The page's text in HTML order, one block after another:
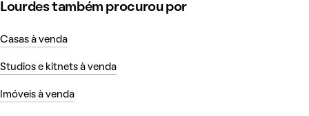
Lourdes também procurou por
Casas à venda
Studios e kitnets à venda
Imóveis à venda